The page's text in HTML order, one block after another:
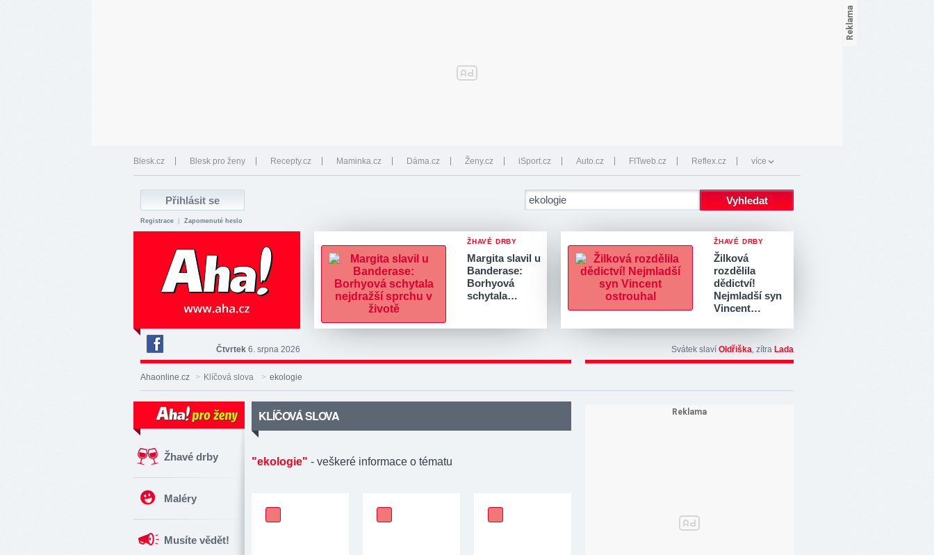
Blesk.cz Blesk pro ženy Recepty.cz Maminka.cz Dáma.cz Ženy.cz iSport.cz Auto.cz FITweb.cz Reflex.cz více
Registrace Zapomenuté heslo
ŽHAVÉ DRBY
Margita slavil u
Banderase:
Borhyová
schytala…
ŽHAVÉ DRBY
Žilková
rozdělila
dědictví!
Nejmladší syn
Vincent…
Deník
Aha!
na
Čtvrtek 6. srpna 2026 Svátek slaví Oldřiška, zítra Lada
Ahaonline.cz > Klíčová slova > ekologie
Žhavé drby
Maléry
Musíte vědět!
KLÍČOVÁ SLOVA
"ekologie" - veškeré informace o tématu